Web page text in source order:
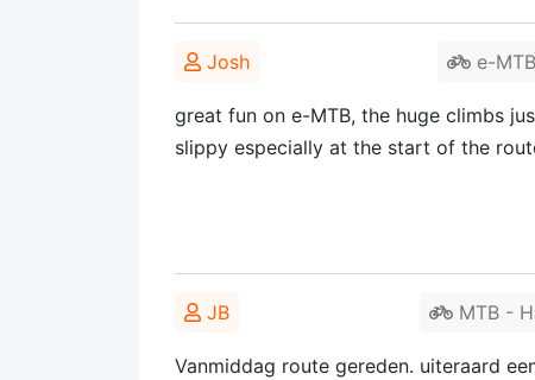
Josh e-
great fun on e-MTB, the huge climbs
slippy especially at the start of the
JB MTB -
Vanmiddag route gereden. uiteraard